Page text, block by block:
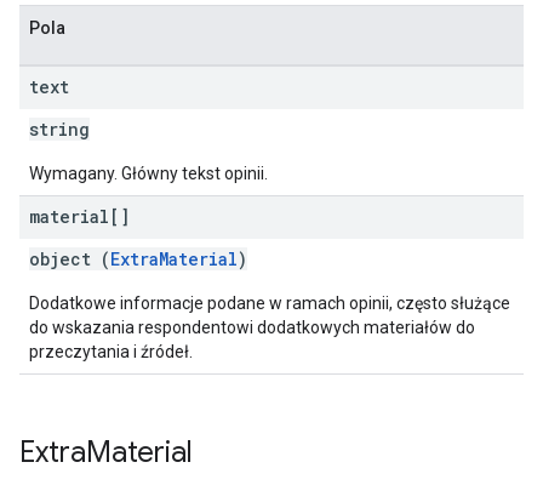
Pola
text
string
Wymagany. Główny tekst opinii.
material[]
object (ExtraMaterial)
Dodatkowe informacje podane w ramach opinii, często służące
do wskazania respondentowi dodatkowych materiałów do
przeczytania i źródeł.
ExtraMaterial